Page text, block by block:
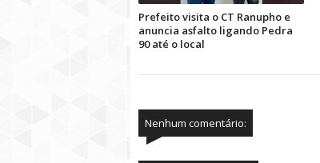
Prefeito visita o CT Ranupho e
anuncia asfalto ligando Pedra
90 até o local
Nenhum comentário: